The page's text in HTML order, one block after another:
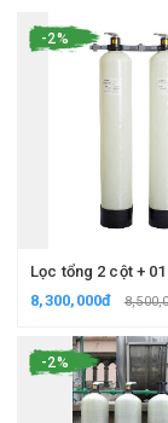
-2%
Lọc tổng 2 cột +
8,300,000đ
-2%